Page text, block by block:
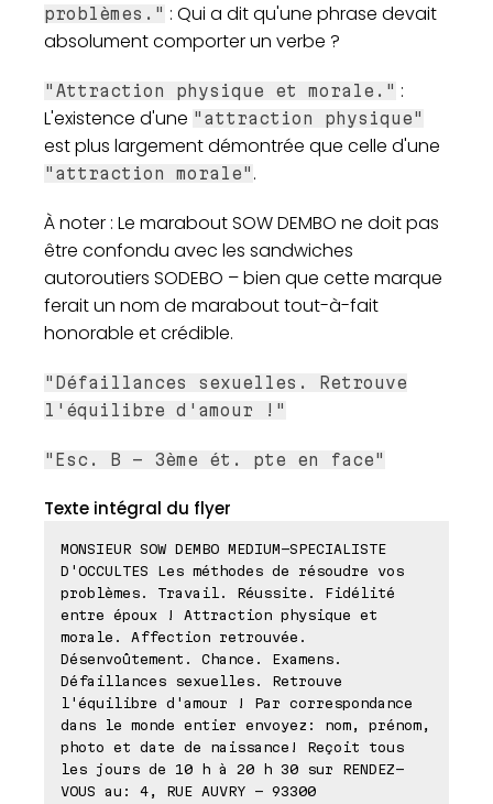
problèmes." : Qui a dit qu'une phrase devait
absolument comporter un verbe ?
"Attraction physique et morale." :
L'existence d'une "attraction physique"
est plus largement démontrée que celle d'une
"attraction morale" .
À noter : Le marabout SOW DEMBO ne doit pas
être confondu avec les sandwiches
autoroutiers SODEBO – bien que cette marque
ferait un nom de marabout tout-à-fait
honorable et crédible.
"Défaillances sexuelles. Retrouve
l'équilibre d'amour !"
"Esc. B - 3ème ét. pte en face"
Texte intégral du flyer
MONSIEUR SOW DEMBO MEDIUM-SPECIALISTE
D'OCCULTES Les méthodes de résoudre vos
problèmes. Travail. Réussite. Fidélité
entre époux ! Attraction physique et
morale. Affection retrouvée.
Désenvoûtement. Chance. Examens.
Défaillances sexuelles. Retrouve
l'équilibre d'amour ! Par correspondance
dans le monde entier envoyez: nom, prénom,
photo et date de naissance! Reçoit tous
les jours de 10 h à 20 h 30 sur RENDEZ-
VOUS au: 4, RUE AUVRY - 93300